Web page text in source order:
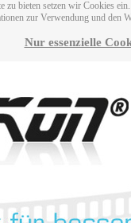
zu bieten setzen wir Cookies
zur Verwendung und den
Nur essenzielle